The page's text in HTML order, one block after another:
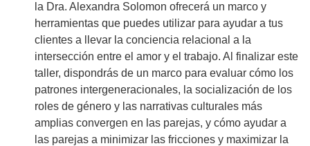
la Dra. Alexandra Solomon ofrecerá un marco y
herramientas que puedes utilizar para ayudar a tus
clientes a llevar la conciencia relacional a la
intersección entre el amor y el trabajo. Al finalizar este
taller, dispondrás de un marco para evaluar cómo los
patrones intergeneracionales, la socialización de los
roles de género y las narrativas culturales más
amplias convergen en las parejas, y cómo ayudar a
las parejas a minimizar las fricciones y maximizar la